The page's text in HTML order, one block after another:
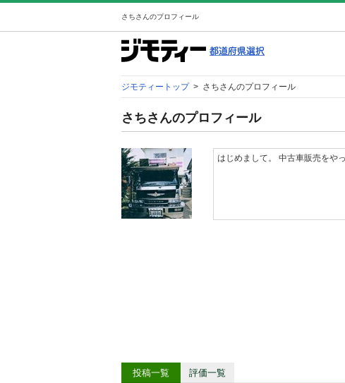
さちさんのプロフィール
ジモティートップ > さちさんのプロフィール
さちさんのプロフィール
はじめまして。 中古車販売をや
投稿一覧 評価一覧